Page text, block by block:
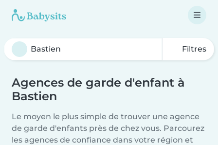
Filtres
Agences de garde d'enfant à
Bastien
Le moyen le plus simple de trouver une agence
de garde d'enfants près de chez vous. Parcourez
les agences de confiance dans votre région et